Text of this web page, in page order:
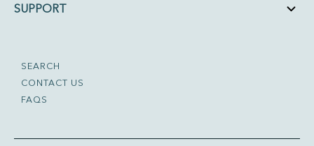
SUPPORT
SEARCH
CONTACT US
FAQS